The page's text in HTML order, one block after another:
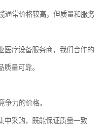
通常价格较高，但质量和服务
医疗设备服务商，我们合作的
量可靠。
力的价格。
中采购，既能保证质量一致